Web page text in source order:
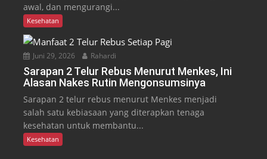
awal, dan mengurangi...
Kesehatan
Juni 29, 2026 Rahardi
Sarapan 2 Telur Rebus Menurut Menkes, Ini
Alasan Nakes Rutin Mengonsumsinya
Sarapan 2 telur rebus menurut Menkes menjadi
salah satu kebiasaan yang diterapkan tenaga
kesehatan untuk membantu...
Kesehatan